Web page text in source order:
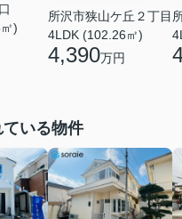
)
所沢市狭山ケ丘２丁目
4LDK (102.26㎡)
4,390万円
いる物件